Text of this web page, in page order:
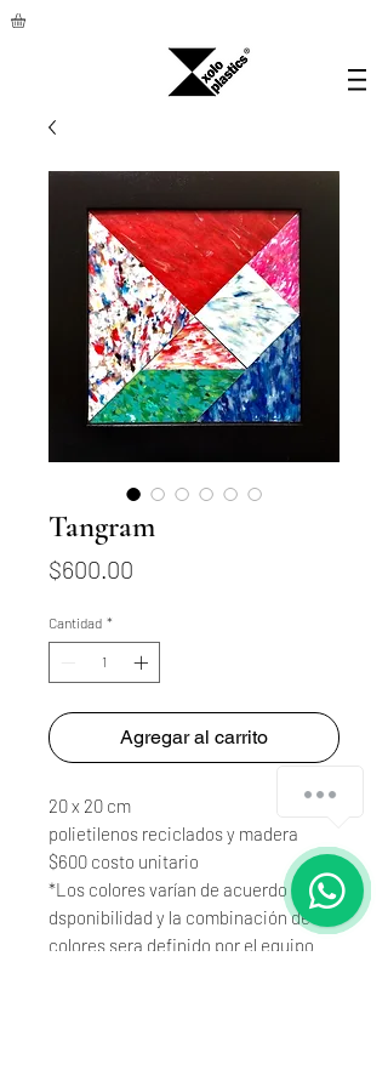
Tangram
$600.00
Cantidad *
Agregar al carrito
20 x 20 cm
polietilenos reciclados y madera
$600 costo unitario
*Los colores varían de acuerdo a
dsponibilidad y la combinación de
colores sera definido por el equipo